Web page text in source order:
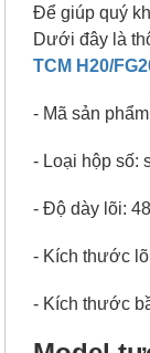
Để giúp quý
Dưới đây là
TCM H20/
- Mã sản
- Loại hộp số:
- Độ dày lõi:
- Kích thước
- Kích thước